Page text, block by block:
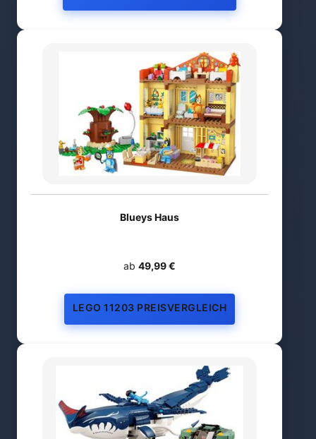
Blueys Haus
ab 49,99 €
LEGO 11203 PREISVERGLEICH